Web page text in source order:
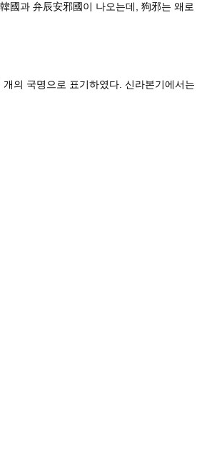
國과 弁辰安邪國이 나오는데, 狗邪는 왜로
의 국명으로 표기하였다. 신라본기에서는